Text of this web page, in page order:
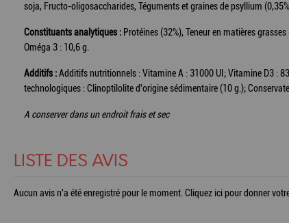
soja, Fructo-oligosaccharides, Téguments et graines de psyllium
Constituants analytiques : Protéines (32%), Teneur en matières
Oméga 3 : 10,6 g.
Additifs :Additifs nutritionnels : Vitamine A : 31000 UI; Vitamine D3 :
technologiques : Clinoptilolite d'origine sédimentaire (10 g.);
A conserver dans un endroit frais et sec
LISTE DES AVIS
Aucun avis n'a été enregistré pour le moment. Cliquez ici pour donner